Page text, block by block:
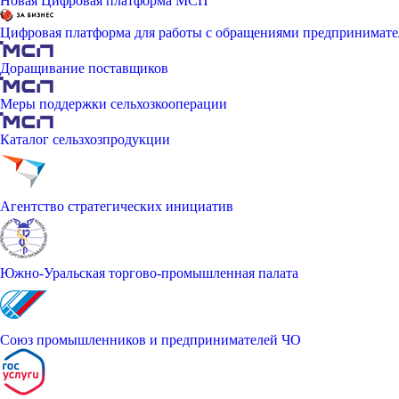
Цифровая платформа для работы с обращениями
Доращивание поставщиков
Меры поддержки сельхозкооперации
Каталог сельзхозпродукции
Агентство стратегических инициатив
Южно-Уральская торгово-промышленная палата
Союз промышленников и предпринимателей ЧО